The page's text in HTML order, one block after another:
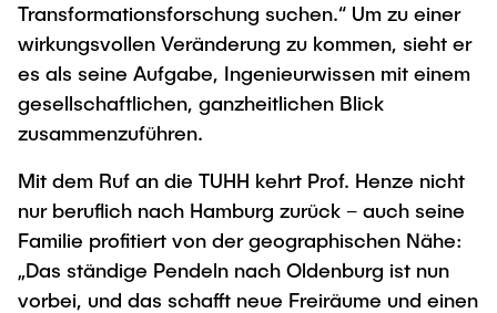
Transformationsforschung suchen.“ Um zu einer
wirkungsvollen Veränderung zu kommen, sieht er
es als seine Aufgabe, Ingenieurwissen mit einem
gesellschaftlichen, ganzheitlichen Blick
zusammenzuführen.
Mit dem Ruf an die TUHH kehrt Prof. Henze nicht
nur beruflich nach Hamburg zurück – auch seine
Familie profitiert von der geographischen Nähe:
„Das ständige Pendeln nach Oldenburg ist nun
vorbei, und das schafft neue Freiräume und einen